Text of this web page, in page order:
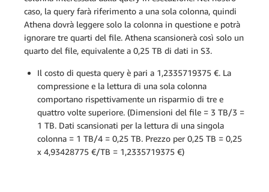
caso, la query farà riferimento a una sola colonna, quindi
Athena dovrà leggere solo la colonna in questione e potrà
ignorare tre quarti del file. Athena scansionerà così solo un
quarto del file, equivalente a 0,25 TB di dati in S3.
Il costo di questa query è pari a 1,2335719375 €. La
compressione e la lettura di una sola colonna
comportano rispettivamente un risparmio di tre e
quattro volte superiore. (Dimensioni del file = 3 TB/3 =
1 TB. Dati scansionati per la lettura di una singola
colonna = 1 TB/4 = 0,25 TB. Prezzo per 0,25 TB = 0,25
x 4,93428775 €/TB = 1,2335719375 €)